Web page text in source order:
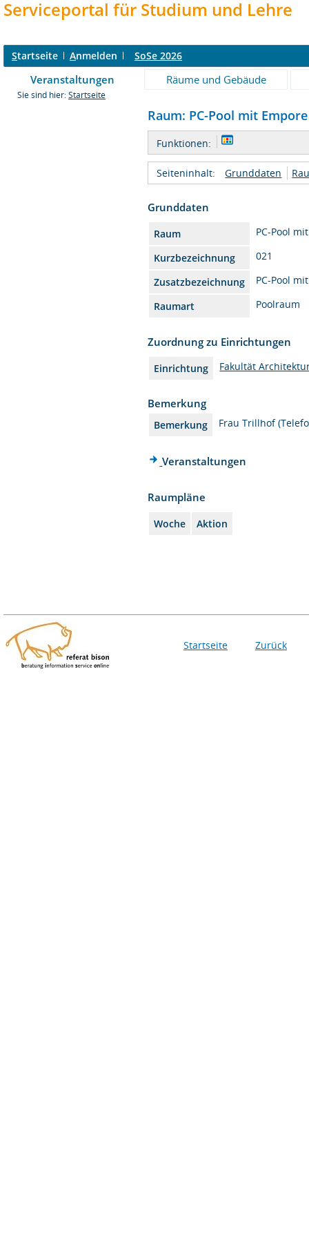
Serviceportal für Studium und Lehre
Startseite Anmelden SoSe 2026
Veranstaltungen Räume und Gebäude
Sie sind hier: Startseite
Raum: PC-Pool mit
Funktionen:
Seiteninhalt: Grunddaten
Grunddaten
Raum
PC-Pool
Kurzbezeichnung
021
Zusatzbezeichnung
PC-Pool
Raumart
Poolraum
Zuordnung zu Einrichtungen
Einrichtung Fakultät
Bemerkung
Bemerkung Frau Trillhof
Veranstaltungen
Raumpläne
Woche Aktion
Startseite Zurück